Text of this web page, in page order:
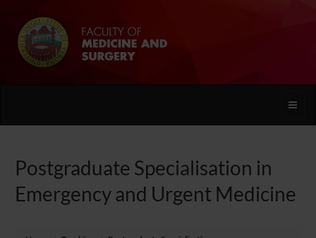
Toggle
Postgraduate Specialisation in
Emergency and Urgent Medicine